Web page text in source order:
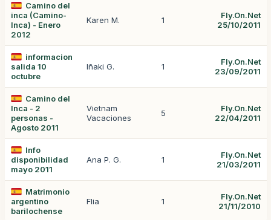
Camino del
inca (Camino-
Inca) - Enero
2012
Karen M. 1
Fly.On.Net
25/10/2011
informacion
salida 10
octubre
Iñaki G. 1
Fly.On.Net
23/09/2011
Camino del
Inca - 2
personas -
Agosto 2011
Vietnam
Vacaciones
5
Fly.On.Net
22/04/2011
Info
disponibilidad
mayo 2011
Ana P. G. 1
Fly.On.Net
21/03/2011
Matrimonio
argentino
barilochense
Flia 1
Fly.On.Net
21/11/2010